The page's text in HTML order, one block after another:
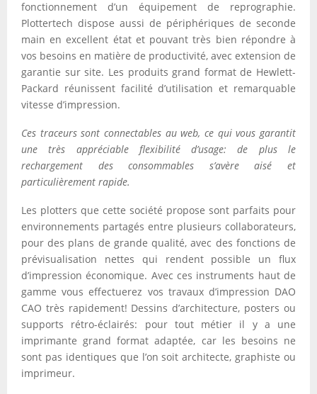
fonctionnement d’un équipement de reprographie.
Plottertech dispose aussi de périphériques de seconde
main en excellent état et pouvant très bien répondre à
vos besoins en matière de productivité, avec extension de
garantie sur site. Les produits grand format de Hewlett-
Packard réunissent facilité d’utilisation et remarquable
vitesse d’impression.
Ces traceurs sont connectables au web, ce qui vous garantit
une très appréciable flexibilité d’usage: de plus le
rechargement des consommables s’avère aisé et
particulièrement rapide.
Les plotters que cette société propose sont parfaits pour
environnements partagés entre plusieurs collaborateurs,
pour des plans de grande qualité, avec des fonctions de
prévisualisation nettes qui rendent possible un flux
d’impression économique. Avec ces instruments haut de
gamme vous effectuerez vos travaux d’impression DAO
CAO très rapidement! Dessins d’architecture, posters ou
supports rétro-éclairés: pour tout métier il y a une
imprimante grand format adaptée, car les besoins ne
sont pas identiques que l’on soit architecte, graphiste ou
imprimeur.